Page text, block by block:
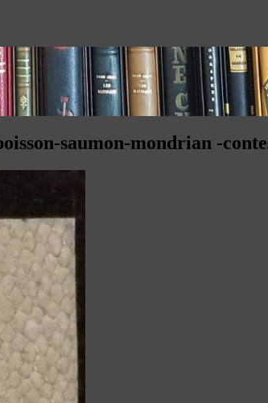
saumon-mondrian -